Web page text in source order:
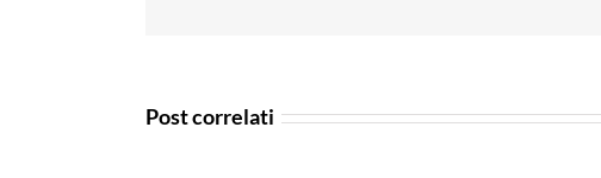
Post correlati